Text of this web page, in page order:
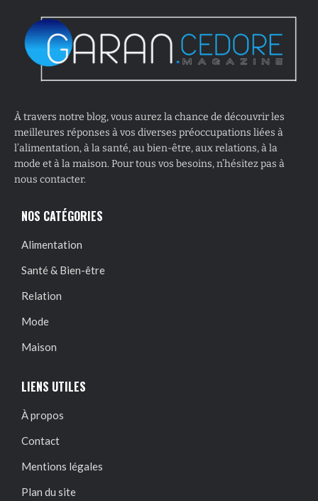
À travers notre blog, vous aurez la chance de découvrir les
meilleures réponses à vos diverses préoccupations liées à
l’alimentation, à la santé, au bien-être, aux relations, à la
mode et à la maison. Pour tous vos besoins, n’hésitez pas à
nous contacter.
NOS CATÉGORIES
Alimentation
Santé & Bien-être
Relation
Mode
Maison
LIENS UTILES
À propos
Contact
Mentions légales
Plan du site